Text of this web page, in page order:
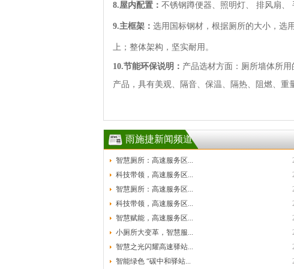
8.屋内配置： 不锈钢蹲便器、照明灯、 排风扇、
9.主框架： 选用国标钢材，根据厕所的大小，选
上；整体架构，坚实耐用。
10.节能环保说明： 产品选材方面：厕所墙体所
产品，具有美观、隔音、保温、隔热、阻燃、重
雨施捷新闻频道
智慧厕所：高速服务区...
科技带领，高速服务区...
智慧厕所：高速服务区...
科技带领，高速服务区...
智慧赋能，高速服务区...
小厕所大变革，智慧服...
智慧之光闪耀高速驿站...
智能绿色 “碳中和驿站...